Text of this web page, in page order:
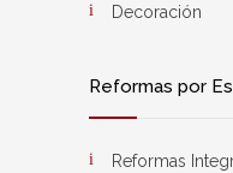
Decoración
Reformas por
Reformas